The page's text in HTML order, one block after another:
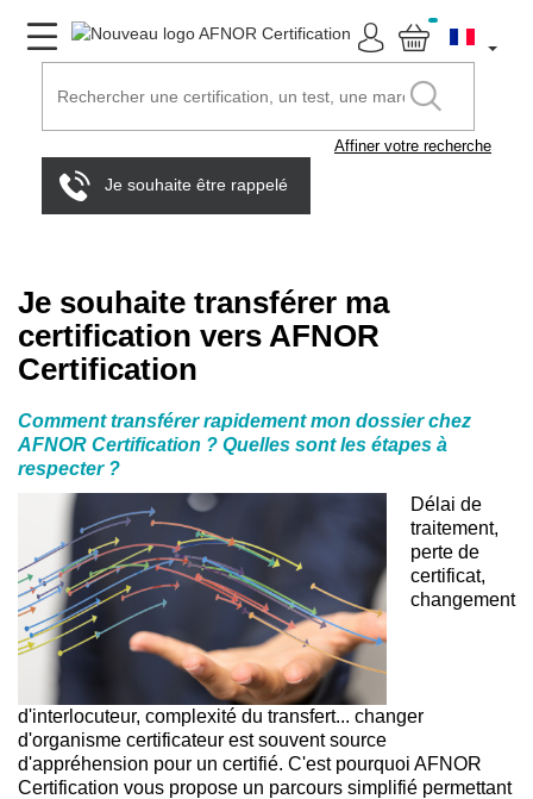
Affiner votre recherche
Je souhaite être rappelé
Je souhaite transférer ma
certification vers AFNOR
Certification
Comment transférer rapidement mon dossier chez
AFNOR Certification ? Quelles sont les étapes à
respecter ?
Délai de
traitement,
perte de
certificat,
changement
d'interlocuteur, complexité du transfert... changer
d'organisme certificateur est souvent source
d'appréhension pour un certifié. C'est pourquoi AFNOR
Certification vous propose un parcours simplifié permettant